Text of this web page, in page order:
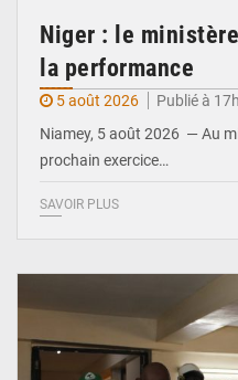
Niger : le
la performance
5 août 2026
Publié à
Niamey, 5 août 2026 — Au
prochain exercice…
SAVOIR PLUS